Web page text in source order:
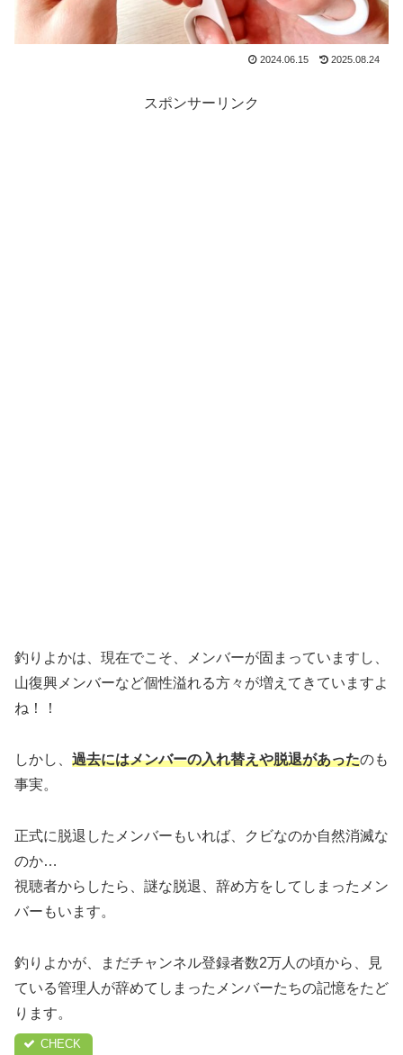
2024.06.15 2025.08.24
スポンサーリンク
釣りよかは、現在でこそ、メンバーが固まっていますし、
山復興メンバーなど個性溢れる方々が増えてきていますよ
ね！！
しかし、 過去にはメンバーの入れ替えや脱退があったのも
事実。
正式に脱退したメンバーもいれば、クビなのか自然消滅な
のか…
視聴者からしたら、謎な脱退、辞め方をしてしまったメン
バーもいます。
釣りよかが、まだチャンネル登録者数2万人の頃から、見
ている管理人が辞めてしまったメンバーたちの記憶をたど
ります。